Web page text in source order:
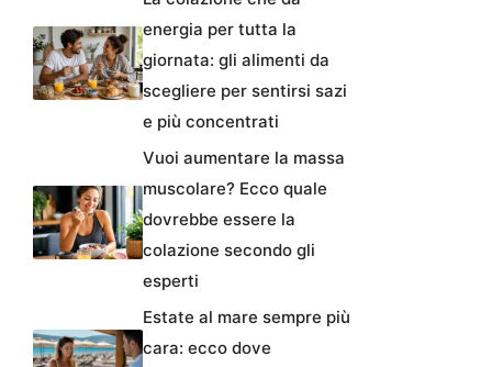
energia per tutta la
giornata: gli alimenti da
scegliere per sentirsi sazi
e più concentrati
Vuoi aumentare la massa
muscolare? Ecco quale
dovrebbe essere la
colazione secondo gli
esperti
Estate al mare sempre più
cara: ecco dove